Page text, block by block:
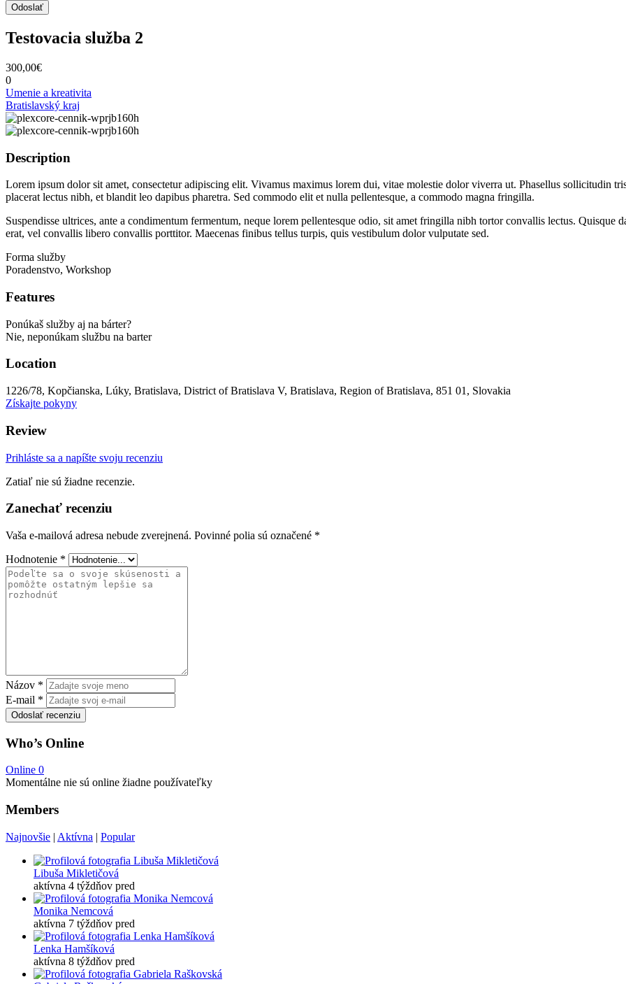
Odoslať
Testovacia služba 2
300,00€
0
Umenie a kreativita
Bratislavský kraj
Description
Lorem ipsum dolor sit amet, consectetur adipiscing elit. Vivamus maximus lorem dui, vitae molestie dolor viverra ut. Phasellus sollicitudin
placerat lectus nibh, et blandit leo dapibus pharetra. Sed commodo elit et nulla pellentesque, a commodo magna fringilla.
Suspendisse ultrices, ante a condimentum fermentum, neque lorem pellentesque odio, sit amet fringilla nibh tortor convallis lectus.
erat, vel convallis libero convallis porttitor. Maecenas finibus tellus turpis, quis vestibulum dolor vulputate sed.
Forma služby
Poradenstvo, Workshop
Features
Ponúkaš služby aj na bárter?
Nie, neponúkam službu na barter
Location
1226/78, Kopčianska, Lúky, Bratislava, District of Bratislava V, Bratislava, Region of Bratislava, 851 01, Slovakia
Získajte pokyny
Review
Prihláste sa a napíšte svoju recenziu
Zatiaľ nie sú žiadne recenzie.
Zanechať recenziu
Vaša e-mailová adresa nebude zverejnená. Povinné polia sú označené *
Hodnotenie *
Názov *
E-mail *
Odoslať recenziu
Who’s Online
Online 0
Momentálne nie sú online žiadne používateľky
Members
Najnovšie | Aktívna | Popular
Libuša Mikletičová
aktívna 4 týždňov pred
Monika Nemcová
aktívna 7 týždňov pred
Lenka Hamšíková
aktívna 8 týždňov pred